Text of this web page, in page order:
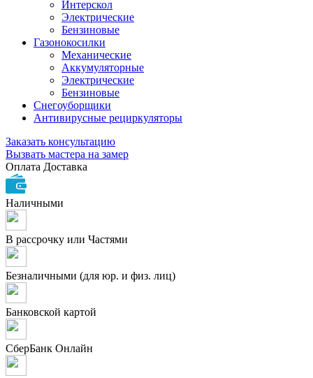
Интерскол
Электрические
Бензиновые
Газонокосилки
Механические
Аккумуляторные
Электрические
Бензиновые
Снегоуборщики
Антивирусные рециркуляторы
Заказать консультацию
Вызвать мастера на замер
Оплата Доставка
Наличными
В рассрочку или Частями
Безналичными (для юр. и физ. лиц)
Банковской картой
СберБанк Онлайн